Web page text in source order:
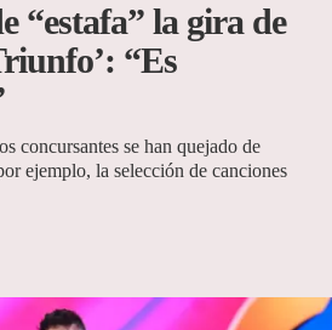
“estafa” la gira de
“Es
concursantes se han quejado de
ejemplo, la selección de canciones